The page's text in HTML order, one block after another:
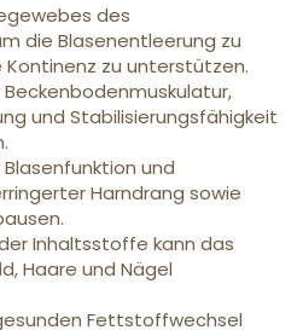
des
die Blasenentleerung zu
zu unterstützen.
und Stabilisierungsfähigkeit
und
Harndrang sowie
Inhaltsstoffe kann das
Haare und Nägel
Fettstoffwechsel